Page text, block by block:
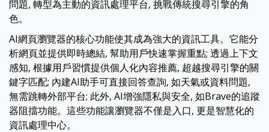
問題, 轉型為主動的資訊處理平台, 挑戰傳統搜尋引擎的角
色。
AI網頁瀏覽器的核心功能使其成為強大的資訊工具。它能分
析網頁並提供即時總結, 幫助用戶快速掌握重點; 透過上下文
感知, 根據用戶習慣提供個人化內容推薦, 超越搜尋引擎的關
鍵字匹配; 內建AI助手可直接回答查詢, 如天氣或資料問題,
無需跳轉外部平台; 此外, AI增強隱私與安全, 如Brave的追蹤
器阻擋功能。這些功能讓瀏覽器不僅是入口, 更是智慧化的
資訊處理中心。